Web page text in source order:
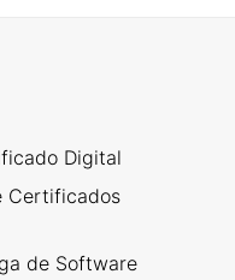
Digital
Certificados
de Software